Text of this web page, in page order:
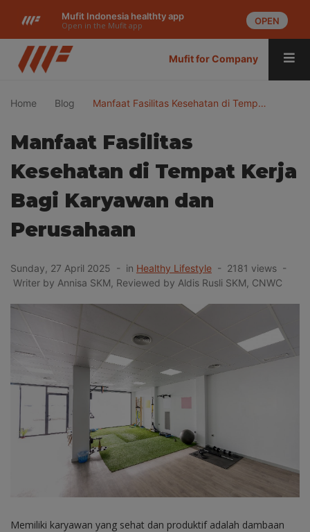
Mufit Indonesia healthty app
Open in the Mufit app OPEN
Mufit for Company
Home Blog Manfaat Fasilitas Kesehatan di Temp…
Manfaat Fasilitas
Kesehatan di Tempat Kerja
Bagi Karyawan dan
Perusahaan
Sunday, 27 April 2025 - in Healthy Lifestyle - 2181 views -
Writer by Annisa SKM, Reviewed by Aldis Rusli SKM, CNWC
Memiliki karyawan yang sehat dan produktif adalah dambaan